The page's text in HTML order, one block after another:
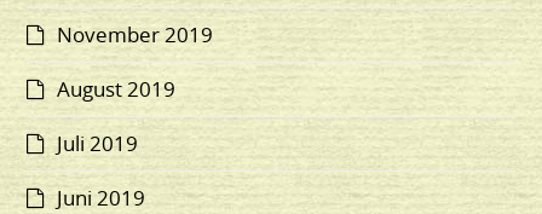
November 2019
August 2019
Juli 2019
Juni 2019